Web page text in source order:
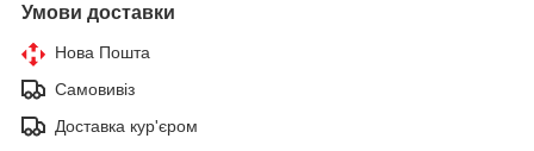
Умови доставки
Нова Пошта
Самовивіз
Доставка кур'єром